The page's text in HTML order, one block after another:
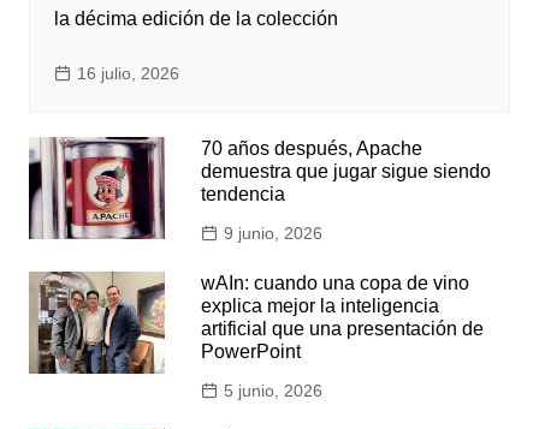
la décima edición de la colección
16 julio, 2026
70 años después, Apache
demuestra que jugar sigue siendo
tendencia
9 junio, 2026
wAIn: cuando una copa de vino
explica mejor la inteligencia
artificial que una presentación de
PowerPoint
5 junio, 2026